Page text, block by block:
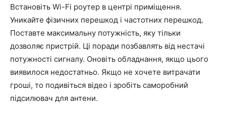
Встановіть Wi-Fi роутер в центрі приміщення.
Уникайте фізичних перешкод і частотних перешкод.
Поставте максимальну потужність, яку тільки
дозволяє пристрій. Ці поради позбавлять від нестачі
потужності сигналу. Оновіть обладнання, якщо цього
виявилося недостатньо. Якщо не хочете витрачати
гроші, то подивіться відео і зробіть саморобний
підсилювач для антени.